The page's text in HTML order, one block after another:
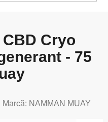
Cryo
- 75
Marcă: NAMMAN MUAY